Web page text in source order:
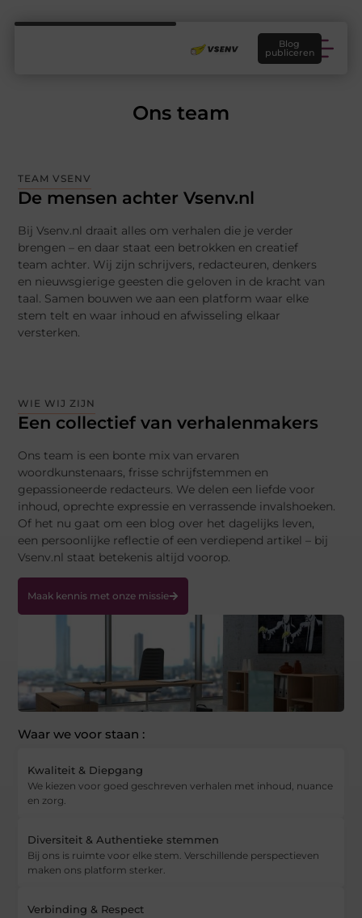
Blog
publiceren
Ons team
TEAM VSENV
De mensen achter Vsenv.nl
Bij Vsenv.nl draait alles om verhalen die je verder
brengen – en daar staat een betrokken en creatief
team achter. Wij zijn schrijvers, redacteuren, denkers
en nieuwsgierige geesten die geloven in de kracht van
taal. Samen bouwen we aan een platform waar elke
stem telt en waar inhoud en afwisseling elkaar
versterken.
WIE WIJ ZIJN
Een collectief van verhalenmakers
Ons team is een bonte mix van ervaren
woordkunstenaars, frisse schrijfstemmen en
gepassioneerde redacteurs. We delen een liefde voor
inhoud, oprechte expressie en verrassende invalshoeken.
Of het nu gaat om een blog over het dagelijks leven,
een persoonlijke reflectie of een verdiepend artikel – bij
Vsenv.nl staat betekenis altijd voorop.
Maak kennis met onze missie
Waar we voor staan :
Kwaliteit & Diepgang
We kiezen voor goed geschreven verhalen met inhoud, nuance
en zorg.
Diversiteit & Authentieke stemmen
Bij ons is ruimte voor elke stem. Verschillende perspectieven
maken ons platform sterker.
Verbinding & Respect